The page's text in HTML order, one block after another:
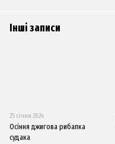
Інші записи
25 січня 2024
Осіння джигова рибалка
судака